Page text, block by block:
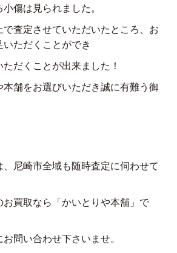
傷は見られました。
で査定させていただいたところ、お
ただくことができ
だくことが出来ました！
本舗をお選びいただき誠に有難う御
尼崎市全域も随時査定に伺わせて
買取なら「かいとりや本舗」で
問い合わせ下さいませ。